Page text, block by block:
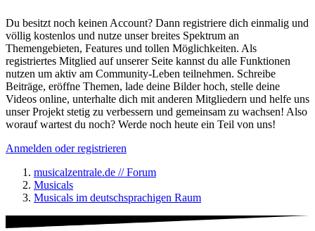
Du besitzt noch keinen Account? Dann registriere dich einmalig und
völlig kostenlos und nutze unser breites Spektrum an
Themengebieten, Features und tollen Möglichkeiten. Als
registriertes Mitglied auf unserer Seite kannst du alle Funktionen
nutzen um aktiv am Community-Leben teilnehmen. Schreibe
Beiträge, eröffne Themen, lade deine Bilder hoch, stelle deine
Videos online, unterhalte dich mit anderen Mitgliedern und helfe uns
unser Projekt stetig zu verbessern und gemeinsam zu wachsen! Also
worauf wartest du noch? Werde noch heute ein Teil von uns!
Anmelden oder registrieren
musicalzentrale.de // Forum
Musicals
Musicals im deutschsprachigen Raum